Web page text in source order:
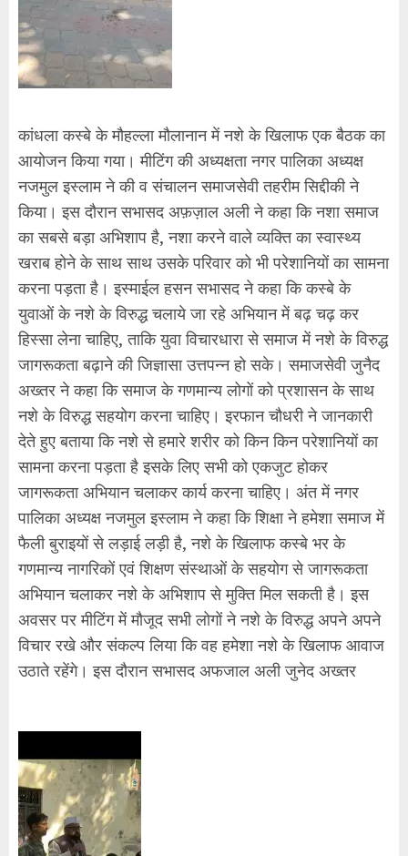
कांधला कस्बे के मौहल्ला मौलानान में नशे के खिलाफ एक बैठक का
आयोजन किया गया। मीटिंग की अध्यक्षता नगर पालिका अध्यक्ष
नजमुल इस्लाम ने की व संचालन समाजसेवी तहरीम सिद्दीकी ने
किया। इस दौरान सभासद अफ़ज़ाल अली ने कहा कि नशा समाज
का सबसे बड़ा अभिशाप है, नशा करने वाले व्यक्ति का स्वास्थ्य
खराब होने के साथ साथ उसके परिवार को भी परेशानियों का सामना
करना पड़ता है। इस्माईल हसन सभासद ने कहा कि कस्बे के
युवाओं के नशे के विरुद्ध चलाये जा रहे अभियान में बढ़ चढ़ कर
हिस्सा लेना चाहिए, ताकि युवा विचारधारा से समाज में नशे के विरुद्ध
जागरूकता बढ़ाने की जिज्ञासा उत्तपन्न हो सके। समाजसेवी जुनैद
अख्तर ने कहा कि समाज के गणमान्य लोगों को प्रशासन के साथ
नशे के विरुद्ध सहयोग करना चाहिए। इरफान चौधरी ने जानकारी
देते हुए बताया कि नशे से हमारे शरीर को किन किन परेशानियों का
सामना करना पड़ता है इसके लिए सभी को एकजुट होकर
जागरूकता अभियान चलाकर कार्य करना चाहिए। अंत में नगर
पालिका अध्यक्ष नजमुल इस्लाम ने कहा कि शिक्षा ने हमेशा समाज में
फैली बुराइयों से लड़ाई लड़ी है, नशे के खिलाफ कस्बे भर के
गणमान्य नागरिकों एवं शिक्षण संस्थाओं के सहयोग से जागरूकता
अभियान चलाकर नशे के अभिशाप से मुक्ति मिल सकती है। इस
अवसर पर मीटिंग में मौजूद सभी लोगों ने नशे के विरुद्ध अपने अपने
विचार रखे और संकल्प लिया कि वह हमेशा नशे के खिलाफ आवाज
उठाते रहेंगे। इस दौरान सभासद अफजाल अली जुनेद अख्तर